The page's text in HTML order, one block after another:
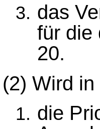
das
für die
20.
(2) Wird
die